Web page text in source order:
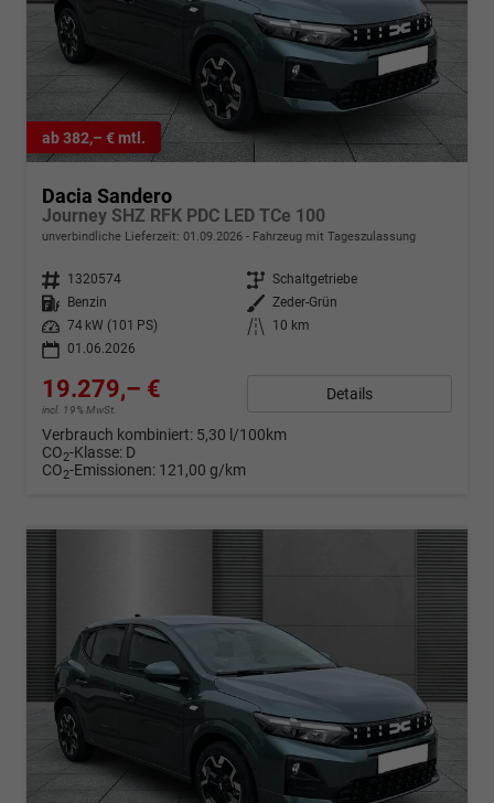
ab 382,– € mtl.
Dacia Sandero
Journey SHZ RFK PDC LED TCe 100
unverbindliche Lieferzeit: 01.09.2026 Fahrzeug mit Tageszulassung
Fahrzeugnr. 1320574 Getriebe Schaltgetriebe
Kraftstoff
Benzin Außenfarbe Zeder-Grün
Leistung
74 kW (101 PS) Kilometerstand
10 km
01.06.2026
19.279,– €
incl. 19% MwSt.
Details
Verbrauch kombiniert: 5,30 l/100km
CO2-Klasse: D
CO2-Emissionen: 121,00 g/km